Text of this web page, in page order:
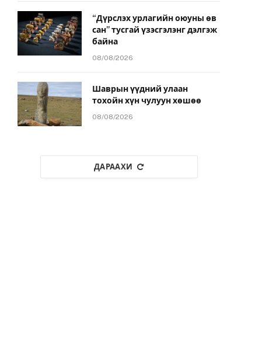
“Дүрслэх урлагийн оюуны өв
сан” тусгай үзэсгэлэнг дэлгэж
байна
08/08/2026
Шаврын үүдний улаан
тохойн хүн чулуун хөшөө
08/08/2026
ДАРААХИ